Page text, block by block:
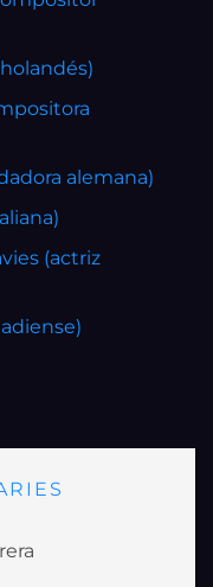
alemana)
(actriz